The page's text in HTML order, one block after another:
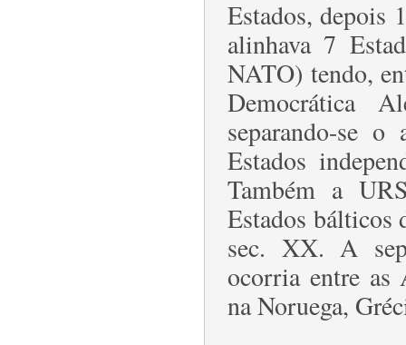
Estados, depois
alinhava 7
NATO) tendo,
Democrática
separando-se
Estados
Também a
Estados bálticos
sec. XX. A
ocorria entre as
na Noruega,